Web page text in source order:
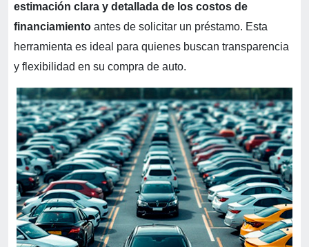
estimación clara y detallada de los costos de
financiamiento antes de solicitar un préstamo. Esta
herramienta es ideal para quienes buscan transparencia
y flexibilidad en su compra de auto.